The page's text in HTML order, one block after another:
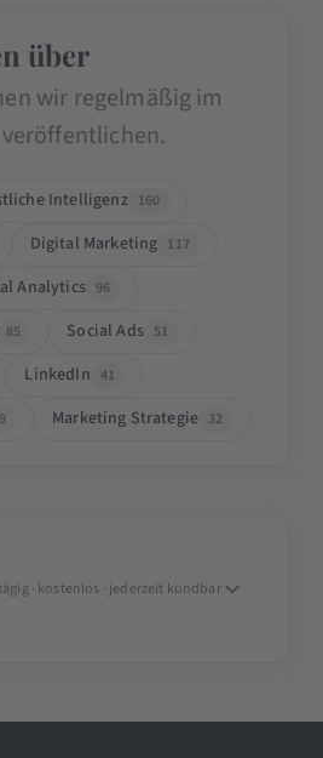
über
wir regelmäßig im
Intelligenz 160
Digital Marketing 117
Analytics 96
85 Social Ads 51
LinkedIn 41
Marketing Strategie 32
· kostenlos · jederzeit kündbar